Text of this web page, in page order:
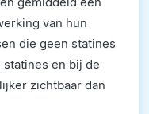
van hun
die geen statines
en bij de
zichtbaar dan